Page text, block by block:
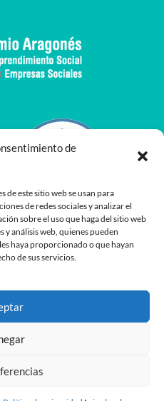
de
de este sitio web se usan para
de redes sociales y analizar el
sobre el uso que haga del sitio web
y análisis web, quienes pueden
haya proporcionado o que hayan
de sus servicios.